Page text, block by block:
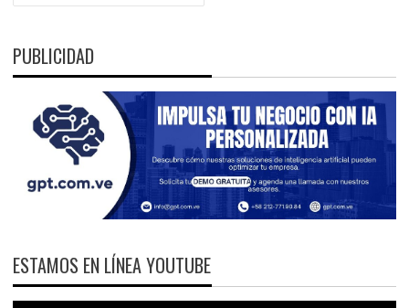
PUBLICIDAD
ESTAMOS EN LÍNEA YOUTUBE